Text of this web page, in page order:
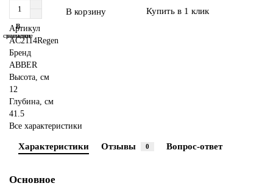
В корзину Купить в 1 клик
В
закладки
В
сравнение
Артикул
AC2114Regen
Бренд
ABBER
Высота, см
12
Глубина, см
41.5
Все характеристики
Характеристики Отзывы 0 Вопрос-ответ
Основное